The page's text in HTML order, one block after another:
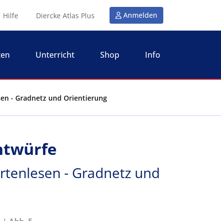
Hilfe Diercke Atlas Plus Anmelden
Unterricht Shop Info
- Gradnetz und Orientierung
- Gradnetz und